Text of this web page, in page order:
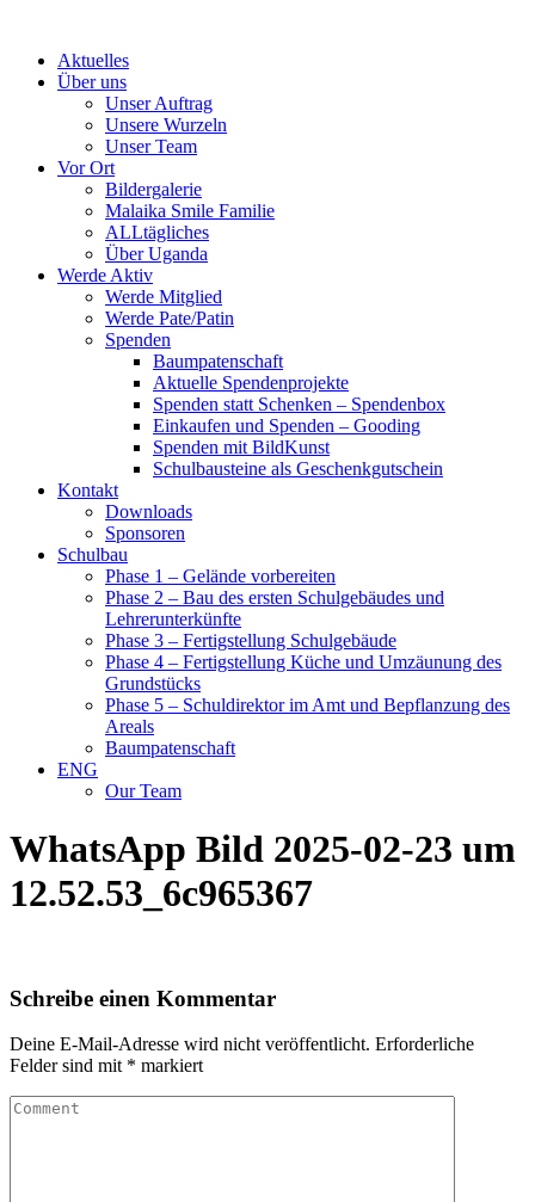
contentAktuelles
Über uns
Unser Auftrag
Unsere Wurzeln
Unser Team
Vor Ort
Bildergalerie
Malaika Smile Familie
ALLtägliches
Über Uganda
Werde Aktiv
Werde Mitglied
Werde Pate/Patin
Spenden
Baumpatenschaft
Aktuelle Spendenprojekte
Spenden statt Schenken – Spendenbox
Einkaufen und Spenden – Gooding
Spenden mit BildKunst
Schulbausteine als Geschenkgutschein
Kontakt
Downloads
Sponsoren
Schulbau
Phase 1 – Gelände vorbereiten
Phase 2 – Bau des ersten Schulgebäudes und
Lehrerunterkünfte
Phase 3 – Fertigstellung Schulgebäude
Phase 4 – Fertigstellung Küche und Umzäunung des
Grundstücks
Phase 5 – Schuldirektor im Amt und Bepflanzung des
Areals
Baumpatenschaft
ENG
Our Team
WhatsApp Bild 2025-02-23 um
12.52.53_6c965367
Schreibe einen Kommentar
Deine E-Mail-Adresse wird nicht veröffentlicht. Erforderliche
Felder sind mit * markiert